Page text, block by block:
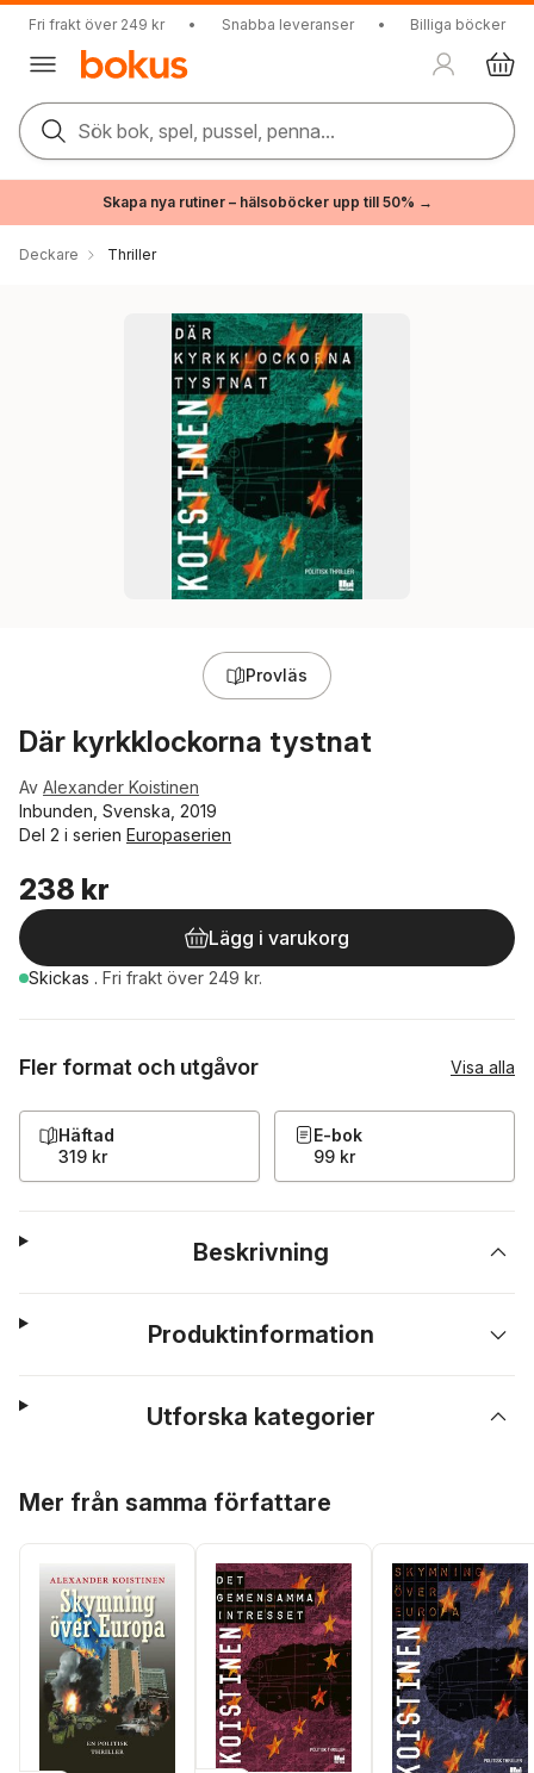
Fri frakt över 249 kr • Snabba leveranser • Billiga böcker
Sök bok, spel, pussel, penna...
Skapa nya rutiner – hälsoböcker upp till 50% →
Deckare Thriller
Provläs
Där kyrkklockorna tystnat
Av Alexander Koistinen
Inbunden, Svenska, 2019
Del 2 i serien Europaserien
238 kr
Lägg i varukorg
Skickas . Fri frakt över 249 kr.
Fler format och utgåvor Visa alla
Häftad
319 kr
E-bok
99 kr
Beskrivning
Produktinformation
Utforska kategorier
Mer från samma författare